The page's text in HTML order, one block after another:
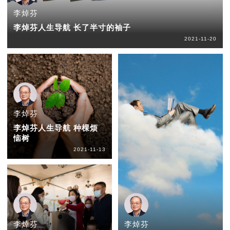
李焯芬
李焯芬人生导航 长了半寸的袖子
2021-11-20
李焯芬
李焯芬人生导航 种棵烦
恼树
2021-11-13
李焯芬
李焯芬